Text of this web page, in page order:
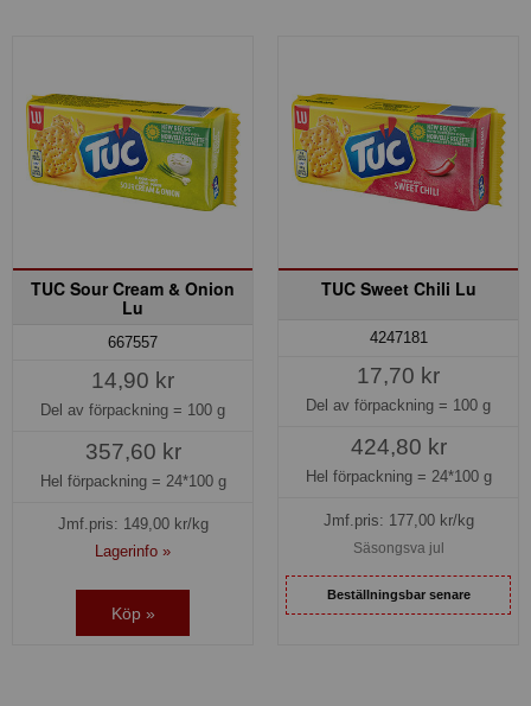
TUC Sour Cream & Onion
Lu
667557
14,90 kr
Del av förpackning = 100 g
357,60 kr
Hel förpackning = 24*100 g
Jmf.pris: 149,00kr/kg
Lagerinfo »
Köp »
TUC Sweet Chili Lu
4247181
17,70 kr
Del av förpackning = 100 g
424,80 kr
Hel förpackning = 24*100 g
Jmf.pris: 177,00kr/kg
Säsongsva jul
Beställningsbar senare